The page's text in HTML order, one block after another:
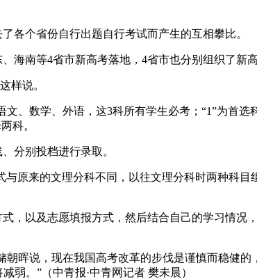
个省份自行出题自行考试而产生的互相攀比。
南等4省市新高考落地，4省市也分别组织了新高
样说。
数学、外语，这3科所有学生必考；“1”为首选
科。
分别投档进行录取。
来的文理分科不同，以往文理分科时两种科目
以及志愿填报方式，然后结合自己的学习情况
说，现在我国高考改革的步伐是谨慎而稳健的
弱。”（中青报·中青网记者 樊未晨）